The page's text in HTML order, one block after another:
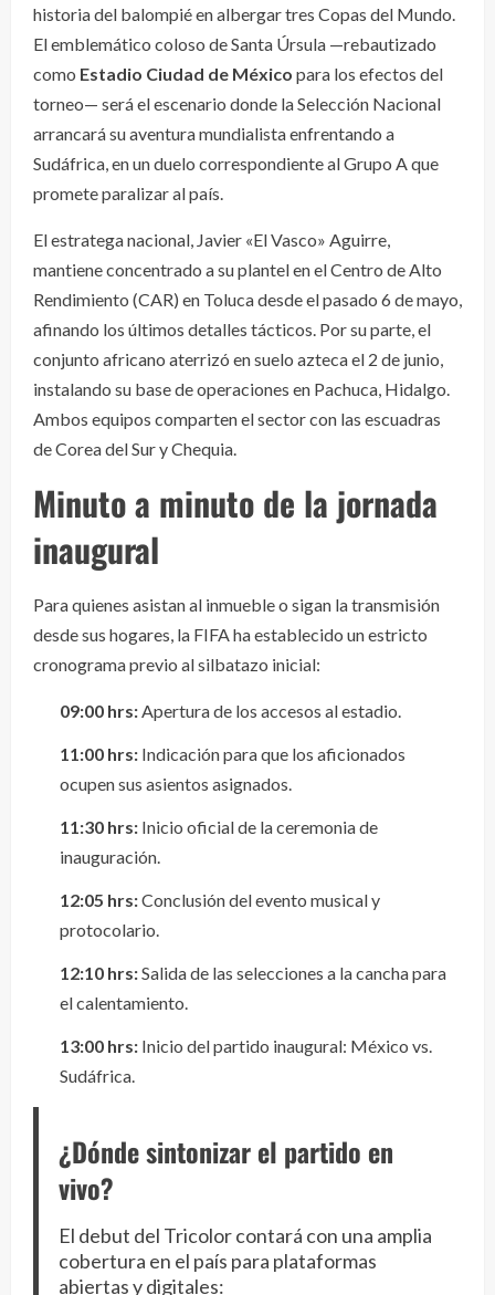
historia del balompié en albergar tres Copas del Mundo.
El emblemático coloso de Santa Úrsula —rebautizado
como Estadio Ciudad de México para los efectos del
torneo— será el escenario donde la Selección Nacional
arrancará su aventura mundialista enfrentando a
Sudáfrica, en un duelo correspondiente al Grupo A que
promete paralizar al país.
El estratega nacional, Javier «El Vasco» Aguirre,
mantiene concentrado a su plantel en el Centro de Alto
Rendimiento (CAR) en Toluca desde el pasado 6 de mayo,
afinando los últimos detalles tácticos. Por su parte, el
conjunto africano aterrizó en suelo azteca el 2 de junio,
instalando su base de operaciones en Pachuca, Hidalgo.
Ambos equipos comparten el sector con las escuadras
de Corea del Sur y Chequia.
Minuto a minuto de la jornada
inaugural
Para quienes asistan al inmueble o sigan la transmisión
desde sus hogares, la FIFA ha establecido un estricto
cronograma previo al silbatazo inicial:
09:00 hrs:Apertura de los accesos al estadio.
11:00 hrs: Indicación para que los aficionados
ocupen sus asientos asignados.
11:30 hrs: Inicio oficial de la ceremonia de
inauguración.
12:05 hrs:Conclusión del evento musical y
protocolario.
12:10 hrs:Salida de las selecciones a la cancha para
el calentamiento.
13:00 hrs: Inicio del partido inaugural: México vs.
Sudáfrica.
¿Dónde sintonizar el partido en
vivo?
El debut del Tricolor contará con una amplia
cobertura en el país para plataformas
abiertas y digitales: